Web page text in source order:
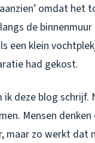
omdat
de
een klein
had gekost.
ik deze blog
Mensen denken
zo werkt dat